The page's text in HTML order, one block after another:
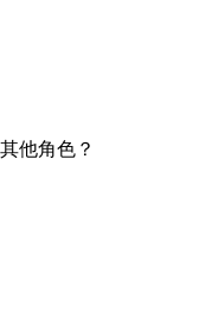
他角色？